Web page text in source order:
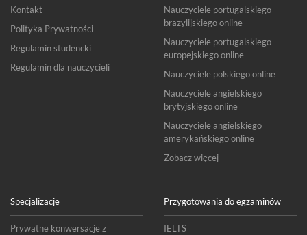
Kontakt
Polityka Prywatności
Regulamin studencki
Regulamin dla nauczycieli
Nauczyciele portugalskiego
brazylijskiego online
Nauczyciele portugalskiego
europejskiego online
Nauczyciele polskiego online
Nauczyciele angielskiego
brytyjskiego online
Nauczyciele angielskiego
amerykańskiego online
Zobacz więcej
Specjalizacje
Prywatne konwersacje z
Przygotowania do egzaminów
IELTS